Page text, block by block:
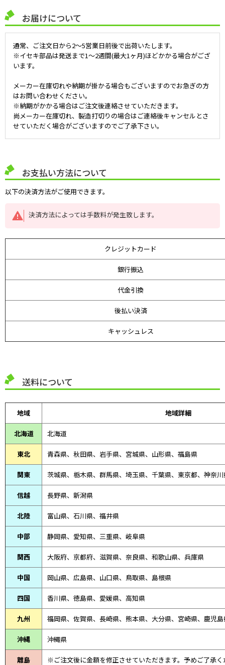
お届けについて
通常、ご注文日から2～5営業日前後で出荷いたします。
※イセキ部品は発送まで1～2週間(最大1ヶ月)ほどかかる場合がござ
います。
メーカー在庫切れや納期が掛かる場合もございますのでお急ぎの方
はお問い合わせください。
※納期がかかる場合はご注文後連絡させていただきます。
尚メーカー在庫切れ、製造打切りの場合はご連絡後キャンセルとさ
せていただく場合がございますのでご了承下さい。
お支払い方法について
以下の決済方法がご使用できます。
決済方法によっては手数料が発生致します。
クレジットカード
銀行振込
代金引換
後払い決済
キャッシュレス
送料について
地域 地域詳細
北海道 北海道
東北 青森県、 秋田県、 岩手県、宮城県、山形県、福島県
関東 茨城県、栃木県、群馬県、埼玉県、千葉県、東京都、神奈
信越 長野県、新潟県
北陸 富山県、 石川県、 福井県
中部 静岡県、 愛知県、 三重県、 岐阜県
関西 大阪府、京都府、滋賀県、奈良県、和歌山県、兵庫県
中国 岡山県、広島県、山口県、鳥取県、島根県
四国 香川県、徳島県、愛媛県、高知県
九州 福岡県、佐賀県、長崎県、熊本県、大分県、宮崎県、鹿児
沖縄 沖縄県
離島 ※ご注文後に金額を修正させていただきます。予めご了承く